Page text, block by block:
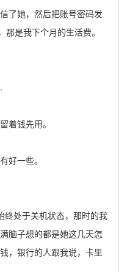
了她，然后把账号密码发
是我下个月的生活费。
着钱先用。
好一些。
终处于关机状态，那时的我
脑子想的都是她这几天怎
，银行的人跟我说，卡里